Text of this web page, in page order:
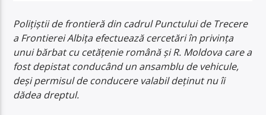
Poliţiştii de frontieră din cadrul Punctului de Trecere
a Frontierei Albița efectuează cercetări în privinţa
unui bărbat cu cetăţenie română și R. Moldova care a
fost depistat conducând un ansamblu de vehicule,
deşi permisul de conducere valabil deţinut nu îi
dădea dreptul.